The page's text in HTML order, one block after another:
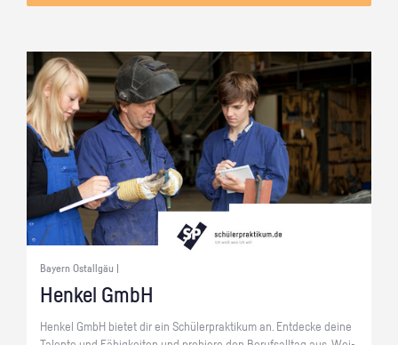
Bayern Ostallgäu |
Hen­kel GmbH
Hen­kel GmbH bie­tet dir ein Schü­ler­prak­ti­kum an. Ent­de­cke deine